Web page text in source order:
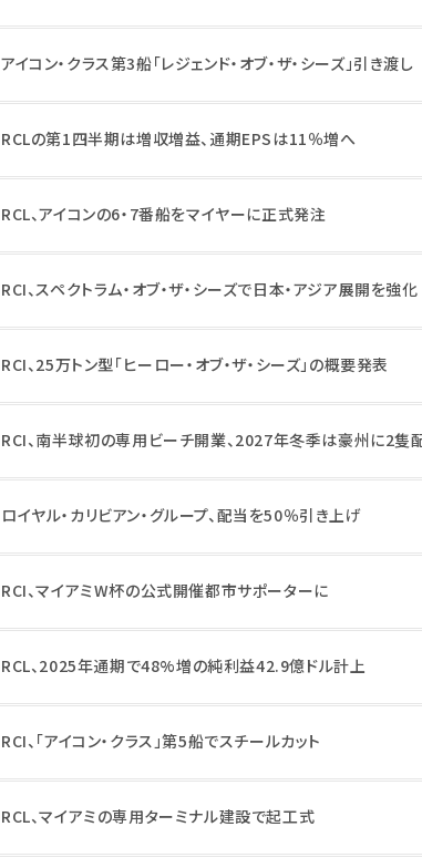
アイコン・クラス第3船「レジェンド・オブ・ザ・シーズ」引き渡し
RCLの第1四半期は増収増益、通期EPSは11％増へ
RCL、アイコンの6・7番船をマイヤーに正式発注
RCI、スペクトラム・オブ・ザ・シーズで日本・アジア展開を強化
RCI、25万トン型「ヒーロー・オブ・ザ・シーズ」の概要発表
RCI、南半球初の専用ビーチ開業、2027年冬季は豪州に2隻
ロイヤル・カリビアン・グループ、配当を50％引き上げ
RCI、マイアミW杯の公式開催都市サポーターに
RCL、2025年通期で48%増の純利益42.9億ドル計上
RCI、「アイコン・クラス」第5船でスチールカット
RCL、マイアミの専用ターミナル建設で起工式